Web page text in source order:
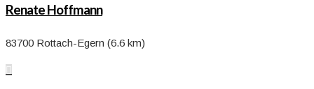
Renate Hoffmann
83700 Rottach-Egern (6.6 km)
